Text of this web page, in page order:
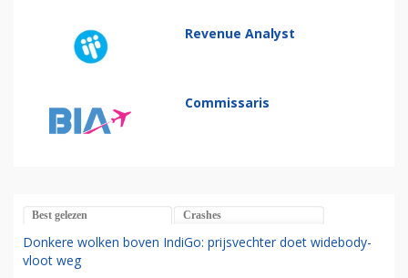
Revenue Analyst
Commissaris
Best gelezen Crashes
Donkere wolken boven IndiGo: prijsvechter doet widebody-
vloot weg